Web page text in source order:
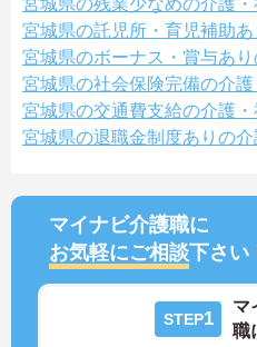
宮城県の残業少なめの介護・
宮城県の託児所・育児補助
宮城県のボーナス・賞与あ
宮城県の社会保険完備の介護
宮城県の交通費支給の介護・
宮城県の退職金制度ありの介
マイナビ介護職に
お気軽にご相談下さい
STEP1
マ
職